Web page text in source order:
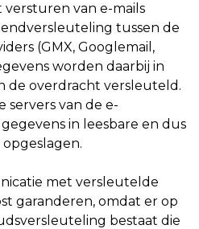
van e-mails
tussen de
(GMX, Googlemail,
worden daarbij in
de overdracht versleuteld.
servers van de e-
in leesbare en dus
met versleutelde
garanderen, omdat er op
bestaat die